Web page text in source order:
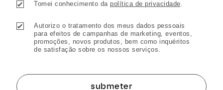
Tomei conhecimento da política de privacidade.
Autorizo o tratamento dos meus dados pessoais
para efeitos de campanhas de marketing, eventos,
promoções, novos produtos, bem como inquéritos
de satisfação sobre os nossos serviços.